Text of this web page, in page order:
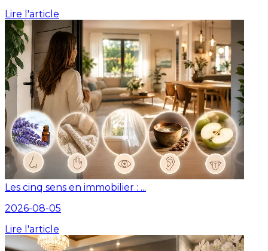
Lire l'article
Les cinq sens en immobilier : ...
2026-08-05
Lire l'article